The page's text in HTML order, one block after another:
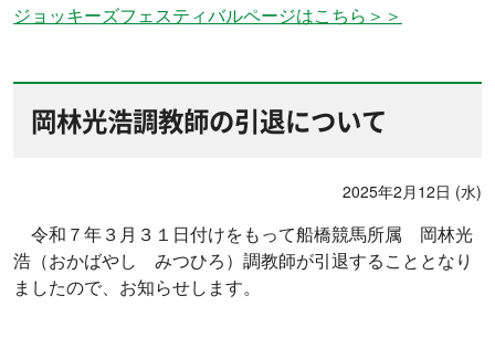
ジョッキーズフェスティバルページはこちら＞＞
岡林光浩調教師の引退について
2025年2月12日 (水)
令和７年３月３１日付けをもって船橋競馬所属 岡林光
浩（おかばやし みつひろ）調教師が引退することとなり
ましたので、お知らせします。